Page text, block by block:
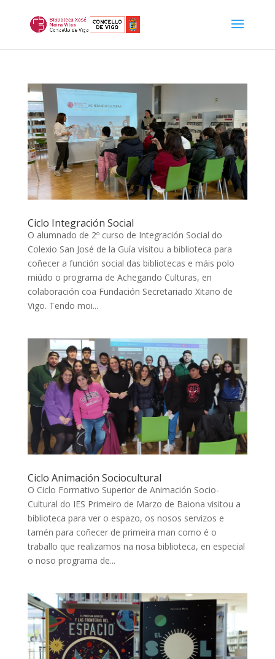
Ciclo Integración Social
O alumnado de 2º curso de Integración Social do
Colexio San José de la Guía visitou a biblioteca para
coñecer a función social das bibliotecas e máis polo
miúdo o programa de Achegando Culturas, en
colaboración coa Fundación Secretariado Xitano de
Vigo. Tendo moi...
Ciclo Animación Sociocultural
O Ciclo Formativo Superior de Animación Socio-
Cultural do IES Primeiro de Marzo de Baiona visitou a
biblioteca para ver o espazo, os nosos servizos e
tamén para coñecer de primeira man como é o
traballo que realizamos na nosa biblioteca, en especial
o noso programa de...